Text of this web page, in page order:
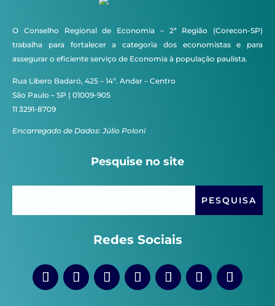
O Conselho Regional de Economia – 2ª Região (Corecon-SP)
trabalha para fortalecer a categoria dos economistas e para
assegurar o eficiente serviço de Economia à população paulista.
Rua Líbero Badaró, 425 – 14º. Andar – Centro
São Paulo – SP | 01009-905
11 3291-8709
Encarregado de Dados: Júlio Poloni
Pesquise no site
Redes Sociais